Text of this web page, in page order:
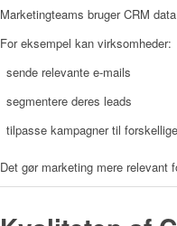
Marketingteams bruger CRM
For eksempel kan virksomheder:
sende relevante e-mails
segmentere deres leads
tilpasse kampagner til
Det gør marketing mere relevant